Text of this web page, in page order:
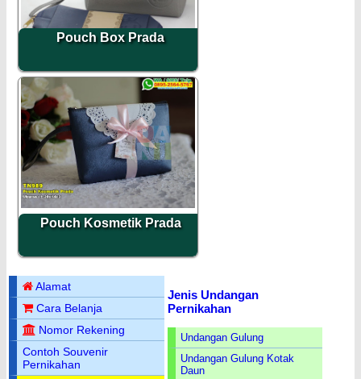
Pouch Box Prada
Pouch Kosmetik Prada
Alamat
Cara Belanja
Nomor Rekening
Contoh Souvenir
Pernikahan
Jenis Undangan
Pernikahan
Undangan Gulung
Undangan Gulung Kotak
Daun